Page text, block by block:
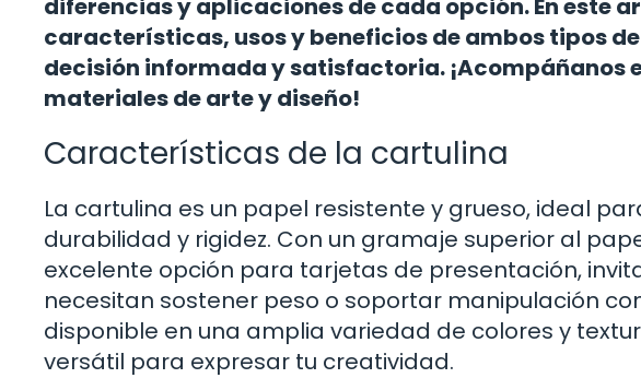
diferencias y aplicaciones de cada opción. En este
características, usos y beneficios de ambos tipos
decisión informada y satisfactoria. ¡Acompáñanos
materiales de arte y diseño!
Características de la cartulina
La cartulina es un papel resistente y grueso, ideal
durabilidad y rigidez. Con un gramaje superior al
excelente opción para tarjetas de presentación,
necesitan sostener peso o soportar manipulación
disponible en una amplia variedad de colores y
versátil para expresar tu creatividad.